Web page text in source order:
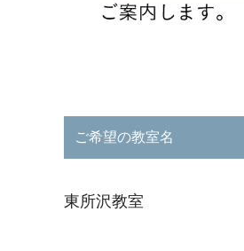
ご希望の教室名
東所沢教室